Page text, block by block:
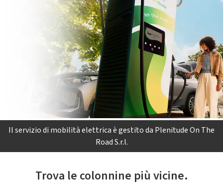
Il servizio di mobilità elettrica è gestito da Plenitude On The
Road S.r.l.
Trova le colonnine più vicine.